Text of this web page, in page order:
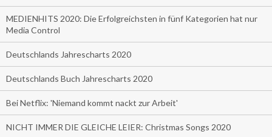
MEDIENHITS 2020: Die Erfolgreichsten in fünf Kategorien hat nur
Media Control
Deutschlands Jahrescharts 2020
Deutschlands Buch Jahrescharts 2020
Bei Netflix: 'Niemand kommt nackt zur Arbeit'
NICHT IMMER DIE GLEICHE LEIER: Christmas Songs 2020